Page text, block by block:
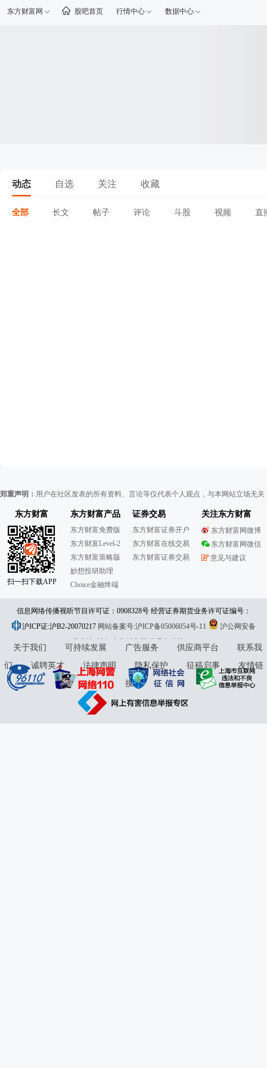
东方财富网 股吧首页 行情中心 数据中心
动态 自选 关注 收藏
全部 长文 帖子 评论 斗股 视频 直
郑重声明： 用户在社区发表的所有资料、言论等仅代表个人观点，与本网站立场无
东方财富
扫一扫下载APP
东方财富产品
东方财富免费版
东方财富Level-2
东方财富策略版
妙想投研助理
Choice金融终端
证券交易
东方财富证券开户
东方财富在线交易
东方财富证券交易
关注东方财富
东方财富网微博
东方财富网微信
意见与建议
信息网络传播视听节目许可证：0908328号 经营证券期货业务许可证编号：
913101046312860336 违法和不良信息举报:021-61278686 举报邮箱：
jubao@eastmoney.com
沪ICP证:沪B2-20070217 网站备案号:沪ICP备05006054号-11
沪公网安备
31010402000120号版权所有:东方财富网意见与建议:4000300059/952500
关于我们 可持续发展 广告服务 供应商平台
联系我
们
诚聘英才 法律声明 隐私保护 征稿启事
友情链
接